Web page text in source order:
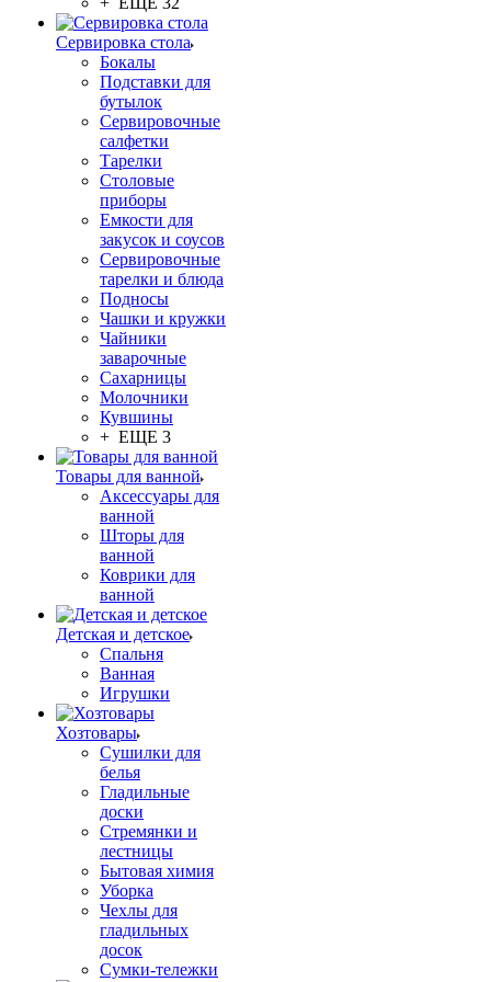
Сервировка стола
Бокалы
Подставки для
бутылок
Сервировочные
салфетки
Тарелки
Столовые
приборы
Емкости для
закусок и соусов
Сервировочные
тарелки и блюда
Подносы
Чашки и кружки
Чайники
заварочные
Сахарницы
Молочники
Кувшины
+ ЕЩЕ 3
Товары для ванной
Аксессуары для
ванной
Шторы для
ванной
Коврики для
ванной
Детская и детское
Спальня
Ванная
Игрушки
Хозтовары
Сушилки для
белья
Гладильные
доски
Стремянки и
лестницы
Бытовая химия
Уборка
Чехлы для
гладильных
досок
Сумки-тележки